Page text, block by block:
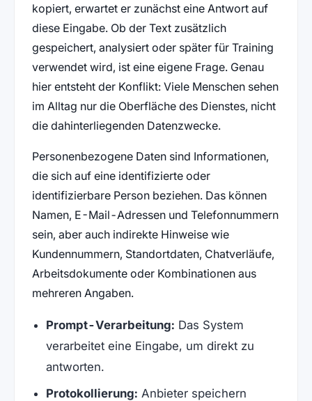
kopiert, erwartet er zunächst eine Antwort auf
diese Eingabe. Ob der Text zusätzlich
gespeichert, analysiert oder später für Training
verwendet wird, ist eine eigene Frage. Genau
hier entsteht der Konflikt: Viele Menschen sehen
im Alltag nur die Oberfläche des Dienstes, nicht
die dahinterliegenden Datenzwecke.
Personenbezogene Daten sind Informationen,
die sich auf eine identifizierte oder
identifizierbare Person beziehen. Das können
Namen, E-Mail-Adressen und Telefonnummern
sein, aber auch indirekte Hinweise wie
Kundennummern, Standortdaten, Chatverläufe,
Arbeitsdokumente oder Kombinationen aus
mehreren Angaben.
Prompt-Verarbeitung: Das System
verarbeitet eine Eingabe, um direkt zu
antworten.
Protokollierung: Anbieter speichern